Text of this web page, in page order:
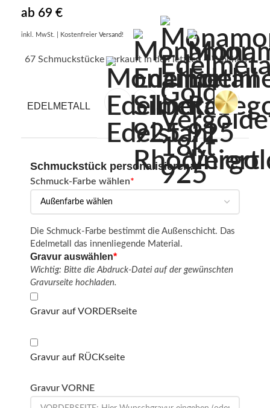
ab 69 €
inkl. MwSt. | Kostenfreier Versand!
67 Schmuckstücke verkauft in den letzten 4 Wochen
EDELMETALL
Schmuckstück personalisieren:
*
Schmuck-Farbe wählen
Die Schmuck-Farbe bestimmt die Außenschicht. Das
Edelmetall das innenliegende Material.
*
Gravur auswählen
Wichtig: Bitte die Abdruck-Datei auf der gewünschten
Gravurseite hochladen.
Gravur auf VORDERseite
Gravur auf RÜCKseite
Gravur VORNE